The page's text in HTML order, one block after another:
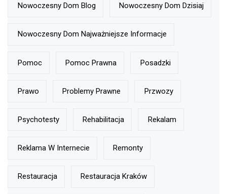
Nowoczesny Dom Blog Nowoczesny Dom Dzisiaj
Nowoczesny Dom Najważniejsze Informacje
Pomoc Pomoc Prawna Posadzki
Prawo Problemy Prawne Przwozy
Psychotesty Rehabilitacja Rekalam
Reklama W Internecie Remonty
Restauracja Restauracja Kraków